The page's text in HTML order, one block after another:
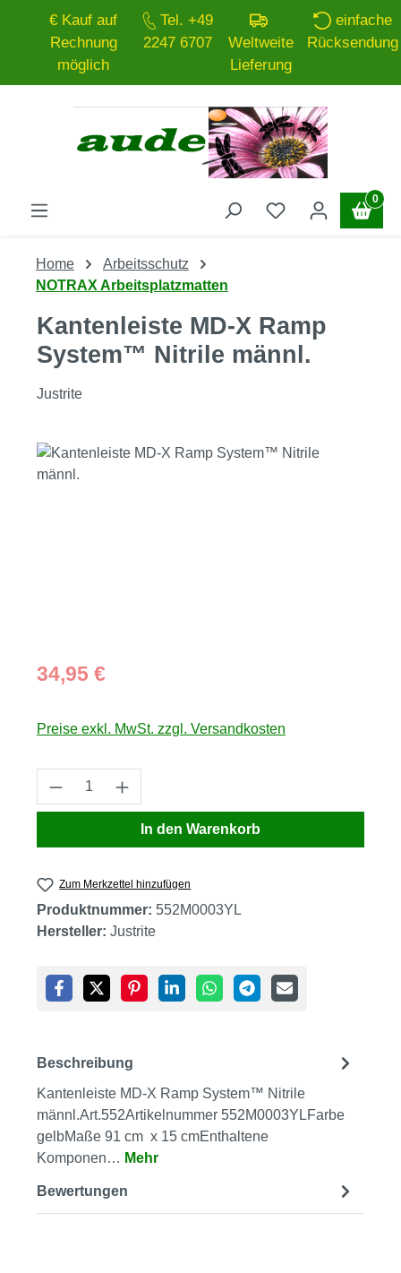
Zum Hauptinhalt springen
€ Kauf auf
Rechnung
möglich
Tel. +49
2247 6707
Weltweite
Lieferung
einfache
Rücksendung
0
Home
Arbeitsschutz
NOTRAX Arbeitsplatzmatten
Kantenleiste MD-X Ramp
System™ Nitrile männl.
Justrite
Bildergalerie überspringen
Regulärer Preis:
34,95 €
Preise exkl. MwSt. zzgl. Versandkosten
Produkt Anzahl: Gib den gewünschten
In den Warenkorb
Zum Merkzettel hinzufügen
Produktnummer: 552M0003YL
Hersteller: Justrite
Beschreibung
Kantenleiste MD-X Ramp System™ Nitrile
männl.Art.552Artikelnummer 552M0003YLFarbe
gelbMaße 91 cm x 15 cmEnthaltene
Komponen… Mehr
Bewertungen